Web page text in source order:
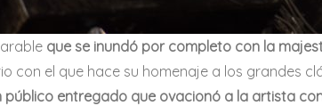
que se inundó por completo con la
con el que hace su homenaje a los grandes
público entregado que ovacionó a la artista